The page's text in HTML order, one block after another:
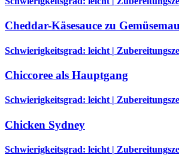
Cheddar-Käsesauce zu
Schwierigkeitsgrad: leicht |
Chiccoree als Hauptgang
Schwierigkeitsgrad: leicht |
Chicken Sydney
Schwierigkeitsgrad: leicht |